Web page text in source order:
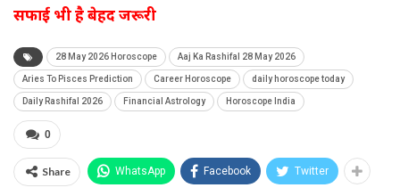
सफाई भी है बेहद जरूरी
28 May 2026 Horoscope Aaj Ka Rashifal 28 May 2026
Aries To Pisces Prediction Career Horoscope daily horoscope today
Daily Rashifal 2026 Financial Astrology Horoscope India
0
Share WhatsApp Facebook Twitter